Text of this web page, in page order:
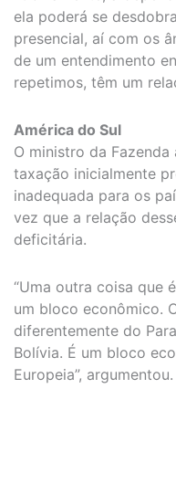
ela poderá se
presencial, aí com os
de um entendimento
repetimos, têm um
América do Sul
O ministro da
taxação inicialmente
inadequada para os
vez que a relação
deficitária.
“Uma outra coisa que
um bloco econômico.
diferentemente do
Bolívia. É um bloco
Europeia”, argumentou.